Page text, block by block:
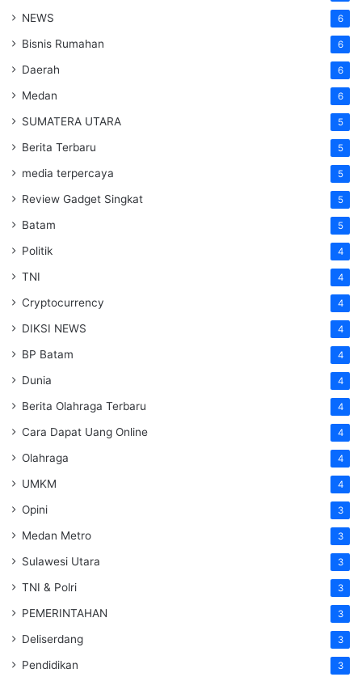
NEWS 6
Bisnis Rumahan 6
Daerah 6
Medan 6
SUMATERA UTARA 5
Berita Terbaru 5
media terpercaya 5
Review Gadget Singkat 5
Batam 5
Politik 4
TNI 4
Cryptocurrency 4
DIKSI NEWS 4
BP Batam 4
Dunia 4
Berita Olahraga Terbaru 4
Cara Dapat Uang Online 4
Olahraga 4
UMKM 4
Opini 3
Medan Metro 3
Sulawesi Utara 3
TNI & Polri 3
PEMERINTAHAN 3
Deliserdang 3
Pendidikan 3